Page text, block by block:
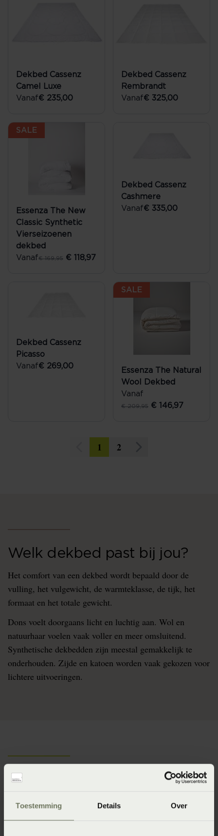
Toestemming Details Over
Dekbed Cassenz
Camel Luxe
Vanaf€ 235,00
Dekbed Cassenz
Rembrandt
Vanaf€ 325,00
SALE
Essenza The New
Classic Synthetic
Vierseizoenen
dekbed
Vanaf€ 169,95 € 118,97
Dekbed Cassenz
Cashmere
Vanaf€ 335,00
Dekbed Cassenz
Picasso
Vanaf€ 269,00
SALE
Essenza The Natural
Wool Dekbed
Vanaf
€ 209,95 € 146,97
1 2
Welk dekbed past bij jou?
Het comfort van een dekbed wordt bepaald door de
vulling, het vulgewicht, de warmteklasse, de tijk, het
formaat en het totale gewicht.
Dons voelt doorgaans licht en luchtig aan. Wol en
natuurhaar voelen vaak voller en meer omsluitend.
Synthetische dekbedden zijn meestal gemakkelijk te
onderhouden. Zijde en katoen worden vaak gekozen voor
lichtere uitvoeringen.
Type dekbedden